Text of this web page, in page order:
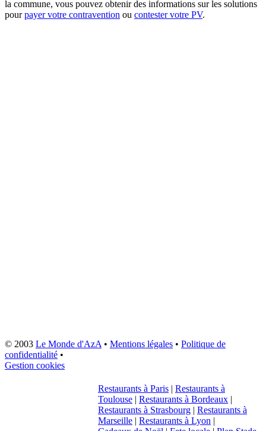
la commune, vous pouvez obtenir des informations sur les solutions
pourpayer votre contravention ou contester votre PV.
© 2003 Le Monde d'AzA• Mentions légales • Politique de
confidentialité •
Gestion cookies
Restaurants à Paris | Restaurants à
Toulouse | Restaurants à Bordeaux |
Restaurants à Strasbourg | Restaurants à
Marseille | Restaurants à Lyon |